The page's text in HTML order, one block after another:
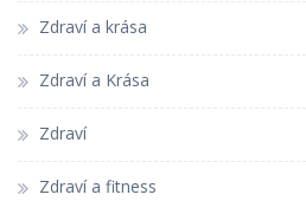
Zdraví a krása
Zdraví a Krása
Zdraví
Zdraví a fitness